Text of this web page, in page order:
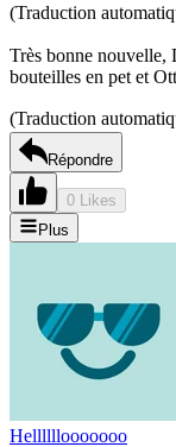
(Traduction
Très bonne nouvelle,
bouteilles en pet et
(Traduction
Répondre
0 Likes
Plus
Hellllllooooooo